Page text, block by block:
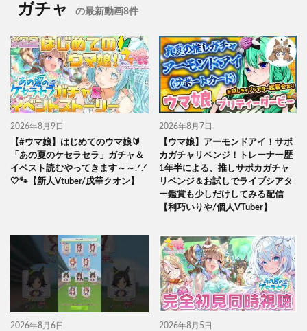
ガチャ の最新動画8件
2026年8月9日
【#ウマ娘】はじめてのウマ娘🔰
「あの夏のケセラセラ」ガチャ＆
イベスト読むやってきます～～.ᐟ.ᐟ
🤍🐾【新人Vtuber/戌華クオン】
2026年8月7日
【ウマ娘】アーモンドアイ！サポ
カガチャリベンジ！トレーナー歴
1年半による、推しサポカガチャ
リベンジ＆お試しでライブシアタ
ー鑑賞も少しだけしてみる配信
【利巧いりや/個人VTuber】
2026年8月6日 2026年8月5日